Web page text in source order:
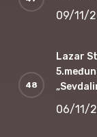
09/11/
Lazar
06/11/